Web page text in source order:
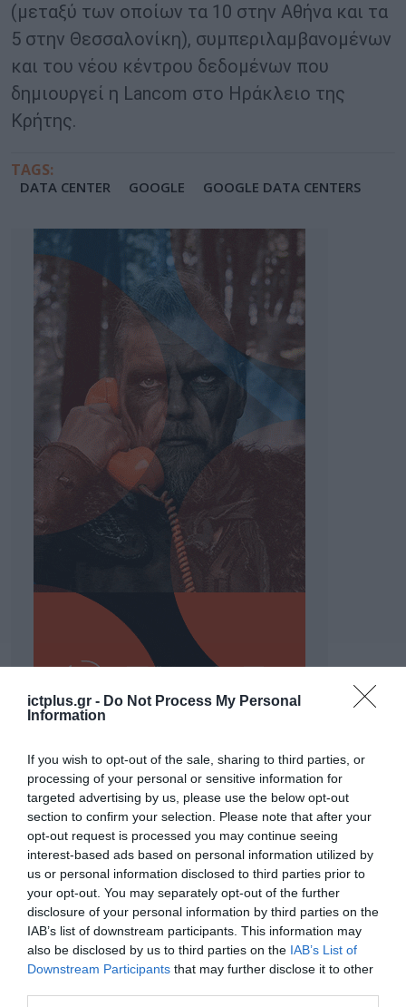
ictplus.gr - Do Not Process My Personal
Information
If you wish to opt-out of the sale, sharing to third parties, or
processing of your personal or sensitive information for
targeted advertising by us, please use the below opt-out
section to confirm your selection. Please note that after your
opt-out request is processed you may continue seeing
interest-based ads based on personal information utilized by
us or personal information disclosed to third parties prior to
your opt-out. You may separately opt-out of the further
disclosure of your personal information by third parties on the
IAB’s list of downstream participants. This information may
also be disclosed by us to third parties on the IAB’s List of
Downstream Participants that may further disclose it to other
(μεταξύ των οποίων τα 10 στην Αθήνα και τα
5 στην Θεσσαλονίκη), συμπεριλαμβανομένων
και του νέου κέντρου δεδομένων που
δημιουργεί η Lancom στο Ηράκλειο της
Κρήτης.
TAGS:
DATA CENTER GOOGLE GOOGLE DATA CENTERS
ΡΟΗ ΕΙΔΗΣΕΩΝ
Το χρηματοδοτούμενο
από την ΕΕ έργο “The
Gaming Police”
ενισχύει την ασφάλεια
των παιδιών στο
διαδίκτυο
31.07.2026
ΑΑΔΕ: Διευκρινίσεις
για τα πρόστιμα σε
αφορούν τους ΦΗΜ